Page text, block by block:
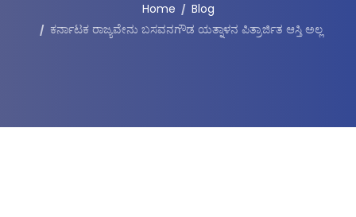
Home
Blog
ಕರ್ನಾಟಕ ರಾಜ್ಯವೇನು ಬಸವನಗೌಡ ಯತ್ನಾಳನ ಪಿತ್ರಾರ್ಜಿತ ಆಸ್ತಿ ಅಲ್ಲ